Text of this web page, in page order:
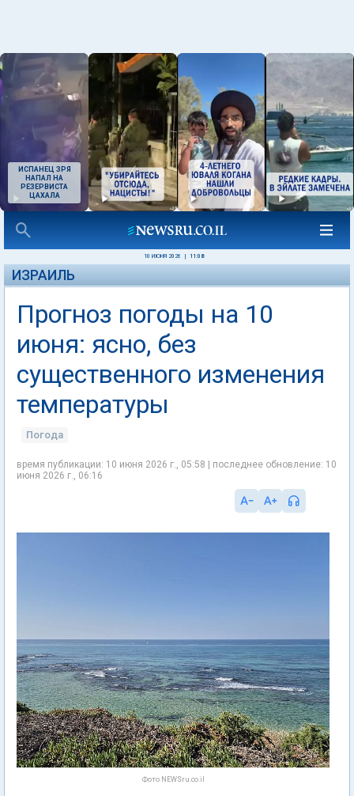
ИСПАНЕЦ ЗРЯ
НАПАЛ НА
РЕЗЕРВИСТА
ЦАХАЛА
10 ИЮНЯ 2026 11:08
ИЗРАИЛЬ
Прогноз погоды на 10
июня: ясно, без
существенного изменения
температуры
Погода
время публикации: 10 июня 2026 г., 05:58 | последнее обновление: 10
июня 2026 г., 06:16
Фото NEWSru.co.il